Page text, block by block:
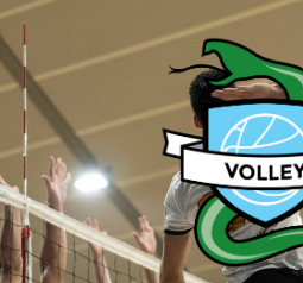
Skip
to
content